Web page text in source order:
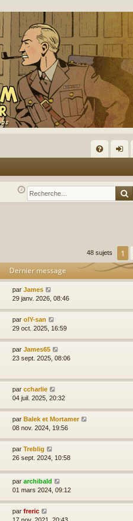
Q ne
xi
48 sujets 1
Dernier message
par James
29 janv. 2026, 08:46
par olY-san
29 oct. 2025, 16:59
par James65
23 sept. 2025, 08:06
par ccharlie
04 juil. 2025, 20:32
par Balek et Mortamer
08 nov. 2024, 19:56
par Treblig
26 sept. 2024, 10:58
par archibald
01 mars 2024, 09:12
par freric